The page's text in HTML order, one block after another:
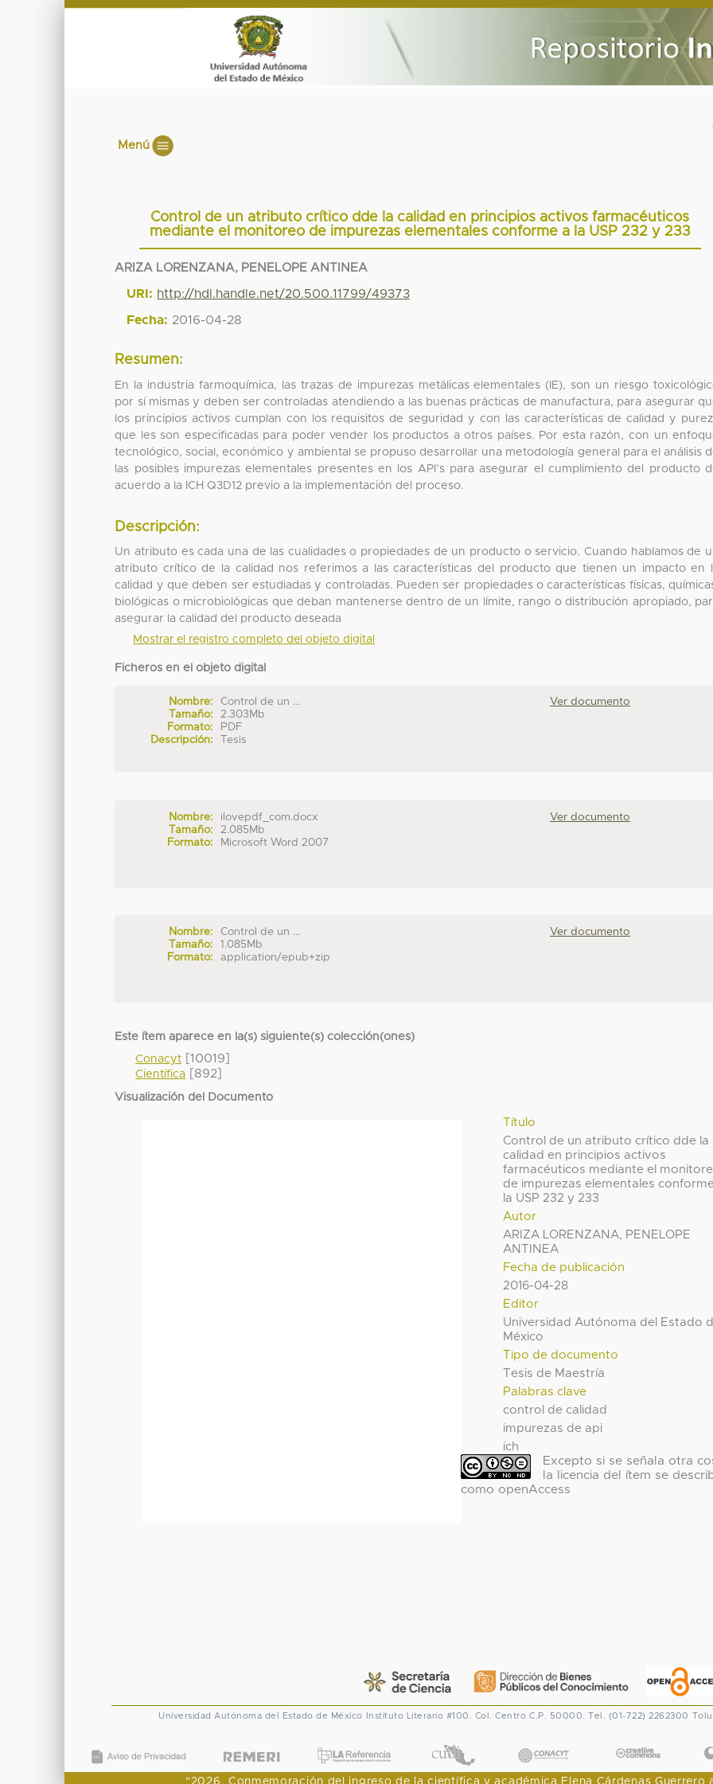
Menú
Control de un atributo crítico dde la calidad en principios activos farmacéuticos
mediante el monitoreo de impurezas elementales conforme a la USP 232 y 233
ARIZA LORENZANA, PENELOPE ANTINEA
URI: http://hdl.handle.net/20.500.11799/49373
Fecha: 2016-04-28
Resumen:
En la industria farmoquímica, las trazas de impurezas metálicas elementales (IE), son un riesgo
por sí mismas y deben ser controladas atendiendo a las buenas prácticas de manufactura, para asegurar
los principios activos cumplan con los requisitos de seguridad y con las características de calidad y
que les son especificadas para poder vender los productos a otros países. Por esta razón, con un
tecnológico, social, económico y ambiental se propuso desarrollar una metodología general para el análisis
las posibles impurezas elementales presentes en los API’s para asegurar el cumplimiento del producto
acuerdo a la ICH Q3D12 previo a la implementación del proceso.
Descripción:
Un atributo es cada una de las cualidades o propiedades de un producto o servicio. Cuando hablamos de
atributo crítico de la calidad nos referimos a las características del producto que tienen un impacto en
calidad y que deben ser estudiadas y controladas. Pueden ser propiedades o características físicas,
biológicas o microbiológicas que deban mantenerse dentro de un límite, rango o distribución apropiado,
asegurar la calidad del producto deseada
Mostrar el registro completo del objeto digital
Ficheros en el objeto digital
Nombre:
Control de un ...
Tamaño:
2.303Mb
Formato:
PDF
Descripción:
Tesis
Ver documento
Nombre:
ilovepdf_com.docx
Tamaño:
2.085Mb
Formato:
Microsoft Word 2007
Ver documento
Nombre:
Control de un ...
Tamaño:
1.085Mb
Formato:
application/epub+zip
Ver documento
Este ítem aparece en la(s) siguiente(s) colección(ones)
Conacyt [10019]
Científica [892]
Visualización del Documento
Título
Control de un atributo crítico dde la
calidad en principios activos
farmacéuticos mediante el
de impurezas elementales
la USP 232 y 233
Autor
ARIZA LORENZANA, PENELOPE
ANTINEA
Fecha de publicación
2016-04-28
Editor
Universidad Autónoma del Estado
México
Tipo de documento
Tesis de Maestría
Palabras clave
control de calidad
impurezas de api
ich
Excepto si se señala otra
la licencia del ítem se
como openAccess
Universidad Autónoma del Estado de México Instituto Literario #100. Col. Centro C.P. 50000. Tel. (01-722) 2262300